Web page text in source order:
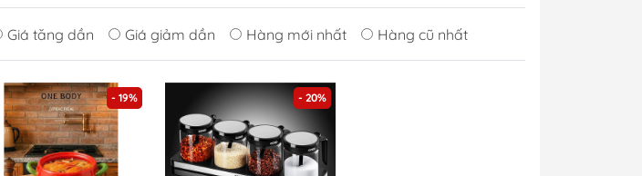
Giá tăng dần Giá giảm dần Hàng mới nhất Hàng cũ nhất
- 19% - 20%